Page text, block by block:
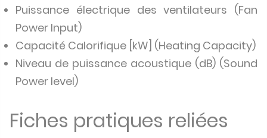
Puissance électrique des ventilateurs (Fan
Power Input)
Capacité Calorifique [kW] (Heating Capacity)
Niveau de puissance acoustique (dB) (Sound
Power level)
Fiches pratiques reliées